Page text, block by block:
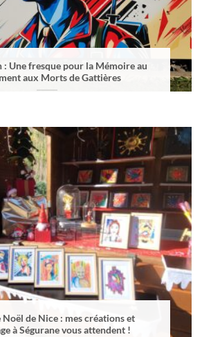
: Une fresque pour la Mémoire au
aux Morts de Gattières
Noël de Nice : mes créations et
à Ségurane vous attendent !